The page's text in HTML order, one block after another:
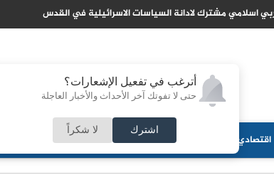
أترغب في تفعيل الإشعارات؟
حتى لا تفوتك آخر الأحداث والأخبار العاجلة
اشترك لا شكراً
مشترك لادانة السياسات الاسرائيلية في القدس
اقتصادي منوعات ثقافة مجلس الأمة